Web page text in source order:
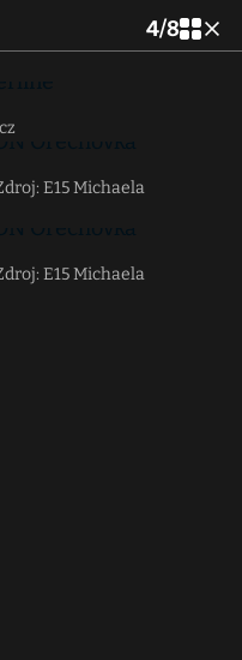
4/8
E15 Michaela
E15 Michaela